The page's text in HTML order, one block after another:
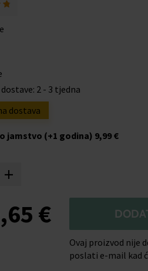
2 - 3 tjedna
dostava
jamstvo (+1 godina) 9,99 €
+
€
Ovaj proizvod nije
poslati e-mail kad